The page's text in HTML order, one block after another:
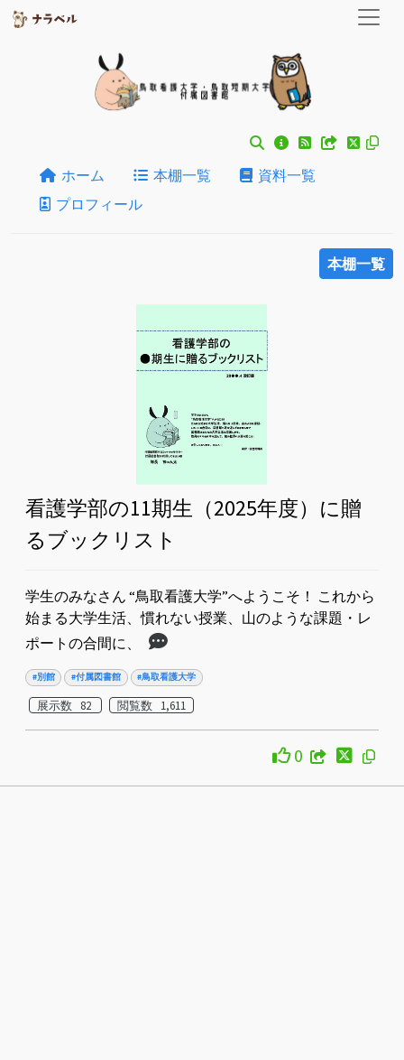
ホーム 本棚一覧
資料一覧
プロフィール
本棚一覧
看護学部の11期生（2025年度）に贈
るブックリスト
学生のみなさん “鳥取看護大学”へようこそ！ これから
始まる大学生活、慣れない授業、山のような課題・レ
ポートの合間に、
#別館 #付属図書館 #鳥取看護大学
展示数 82 閲覧数 1,611
0